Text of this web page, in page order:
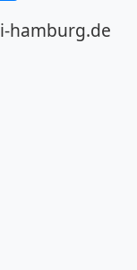
hamburg.de